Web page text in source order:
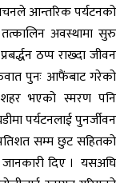
आन्तरिक पर्यटनको
तत्कालिन अवस्थामा सुरु
ठप्प राख्दा जीवन
पुनः आफैंबाट गरेको
भएको स्मरण पनि
पर्यटनलाई पुनर्जीवन
सम्म छुट सहितको
दिए । यसअघि